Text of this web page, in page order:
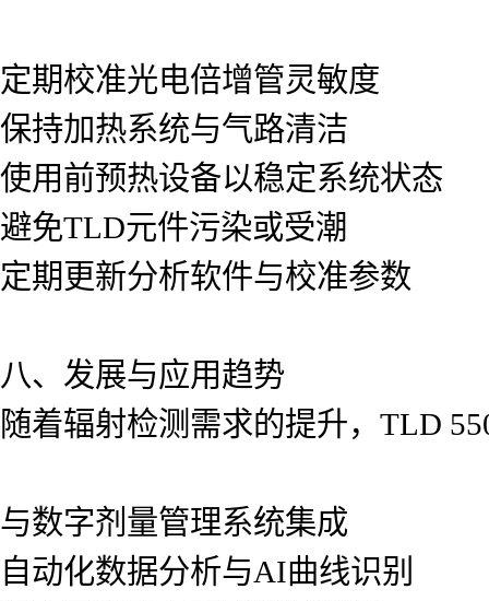
定期校准光电倍增管灵敏度
保持加热系统与气路清洁
使用前预热设备以稳定系统状态
避免TLD元件污染或受潮
定期更新分析软件与校准参数
八、发展与应用趋势
随着辐射检测需求的提升，TLD
与数字剂量管理系统集成
自动化数据分析与AI曲线识别